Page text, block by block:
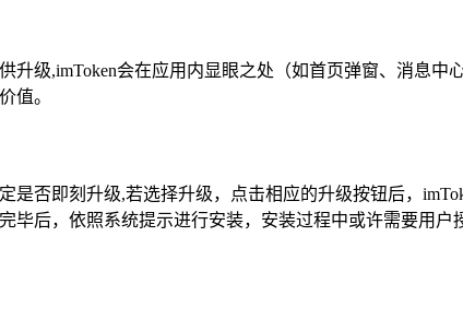
升级,imToken会在应用内显眼之处（如首页弹窗、消息
值。
是否即刻升级,若选择升级，点击相应的升级按钮后，
毕后，依照系统提示进行安装，安装过程中或许需要用